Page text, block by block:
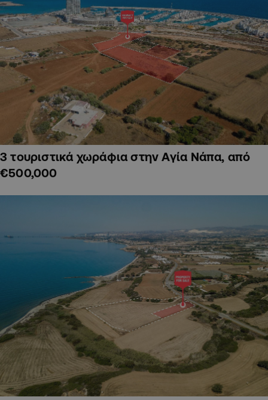
3 τουριστικά χωράφια στην Αγία Νάπα, από
€500,000